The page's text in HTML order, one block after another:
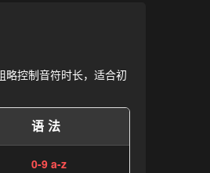
略控制音符时长，适合初
语法
0-9 a-z